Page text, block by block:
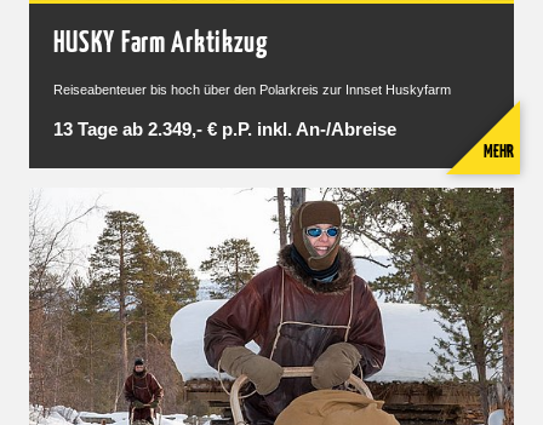
HUSKY Farm Arktikzug
Reiseabenteuer bis hoch über den Polarkreis zur Innset Huskyfarm
13 Tage ab 2.349,- € p.P. inkl. An-/Abreise
MEHR